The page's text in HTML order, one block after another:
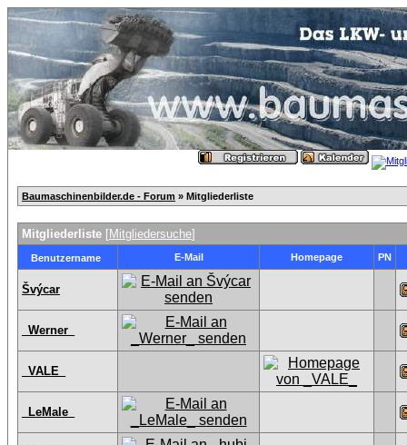
Baumaschinenbilder.de - Forum » Mitgliederliste
Mitgliederliste [Mitgliedersuche]
Benutzername E-Mail Homepage PN
Švýcar
_Werner_
_VALE_
_LeMale_